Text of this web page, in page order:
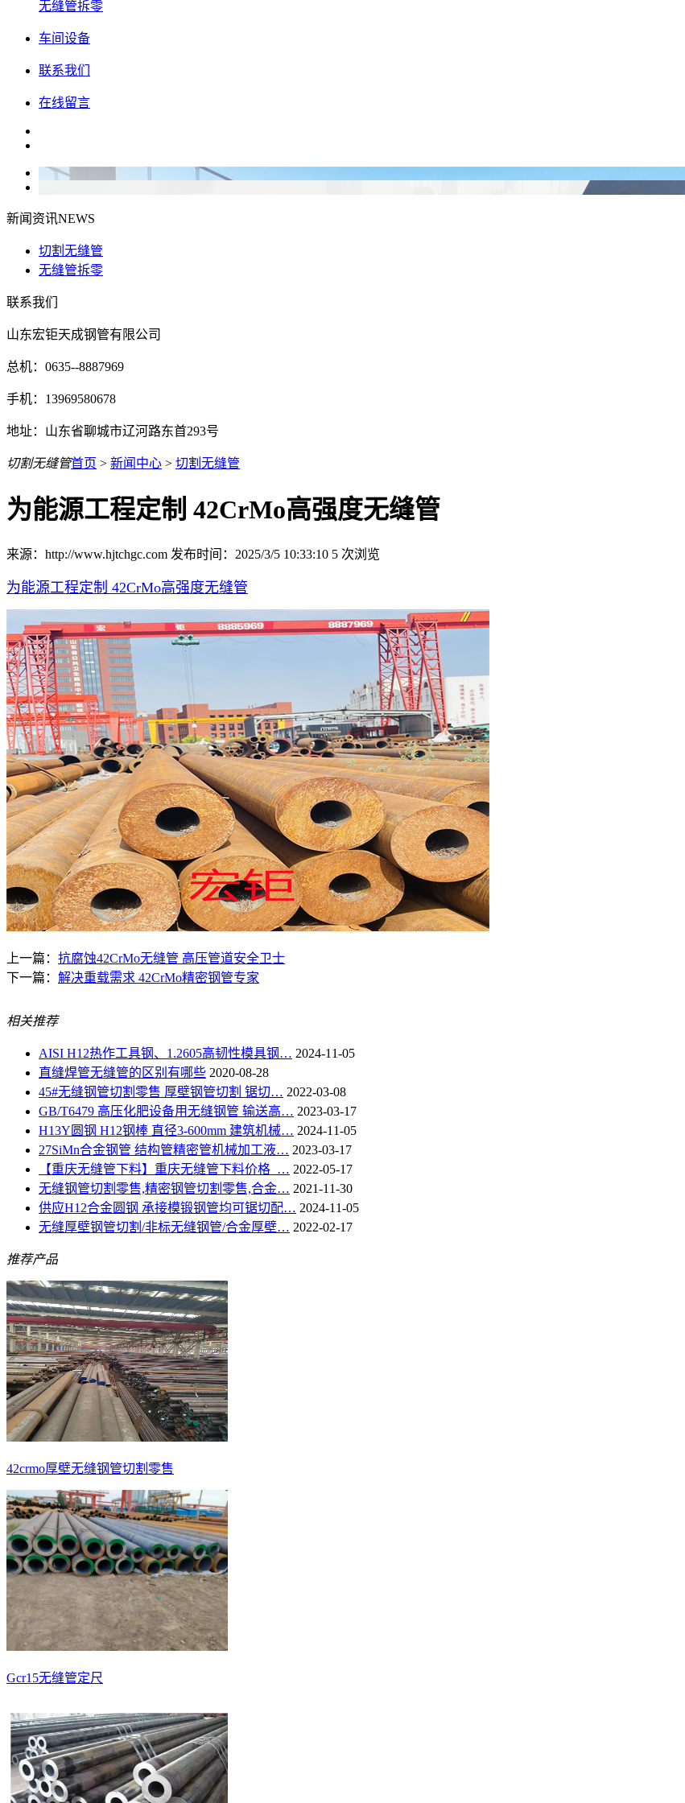
无缝管拆零
车间设备
联系我们
在线留言
新闻资讯NEWS
切割无缝管
无缝管拆零
联系我们
山东宏钜天成钢管有限公司
总机：0635--8887969
手机：13969580678
地址：山东省聊城市辽河路东首293号
切割无缝管首页 > 新闻中心 > 切割无缝管
为能源工程定制 42CrMo高强度无缝管
来源：http://www.hjtchgc.com 发布时间：2025/3/5 10:33:10 5 次浏览
为能源工程定制 42CrMo高强度无缝管
上一篇： 抗腐蚀42CrMo无缝管 高压管道安全卫士
下一篇： 解决重载需求 42CrMo精密钢管专家
相关推荐
AISI H12热作工具钢、1.2605高韧性模具钢… 2024-11-05
直缝焊管无缝管的区别有哪些 2020-08-28
45#无缝钢管切割零售 厚壁钢管切割 锯切… 2022-03-08
GB/T6479 高压化肥设备用无缝钢管 输送高… 2023-03-17
H13Y圆钢 H12钢棒 直径3-600mm 建筑机械… 2024-11-05
27SiMn合金钢管 结构管精密管机械加工液… 2023-03-17
【重庆无缝管下料】重庆无缝管下料价格_… 2022-05-17
无缝钢管切割零售,精密钢管切割零售,合金… 2021-11-30
供应H12合金圆钢 承接模锻钢管均可锯切配… 2024-11-05
无缝厚壁钢管切割/非标无缝钢管/合金厚壁… 2022-02-17
推荐产品
42crmo厚壁无缝钢管切割零售
Gcr15无缝管定尺